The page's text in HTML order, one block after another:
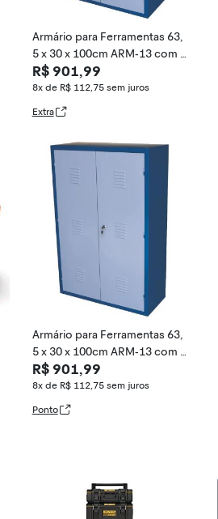
Armário para Ferramentas 63,
5 x 30 x 100cm ARM-13 com 3
Prateleiras - 1349 - FERCAR
R$ 901,99
8x de R$ 112,75 sem juros
Extra
Armário para Ferramentas 63,
5 x 30 x 100cm ARM-13 com 3
Prateleiras - 1349 - FERCAR
R$ 901,99
8x de R$ 112,75 sem juros
Ponto